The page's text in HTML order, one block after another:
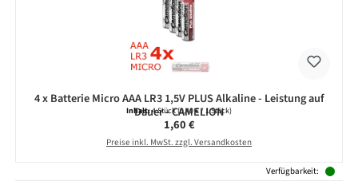
4 x Batterie Micro AAA LR3 1,5V PLUS Alkaline - Leistung auf
Dauer - CAMELION
Inhalt:4 Stück(0,40 € / 1 Stück)
Regulärer Preis:
1,60 €
Preise inkl. MwSt. zzgl. Versandkosten
Verfügbarkeit: